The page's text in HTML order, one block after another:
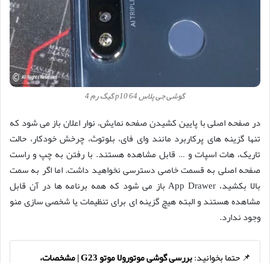
گوشی جی پلاس p10 64 گیگ رم 4
در صفحه اصلی با پایین کشیدن صفحه نمایش، نوار اعلان باز می شود که
تنها گزینه های پرکاربرد مانند وای فای، بلوتوث، چرخش خودکار، حالت
تاریک، هات اسپات و … قابل مشاهده هستند. با رفتن به چپ و راست
صفحه اصلی به قسمت خاصی دسترسی نخواهید داشت. اما اگر به سمت
بالا بکشید، App Drawer باز می شود که همه برنامه ها در آن قابل
مشاهده هستند و البته هیچ گزینه ای برای تنظیمات یا شخصی سازی منو
وجود ندارد.
📌 حتما بخوانید:
بررسی گوشی موتورولا موتو G23 | مشخصات،